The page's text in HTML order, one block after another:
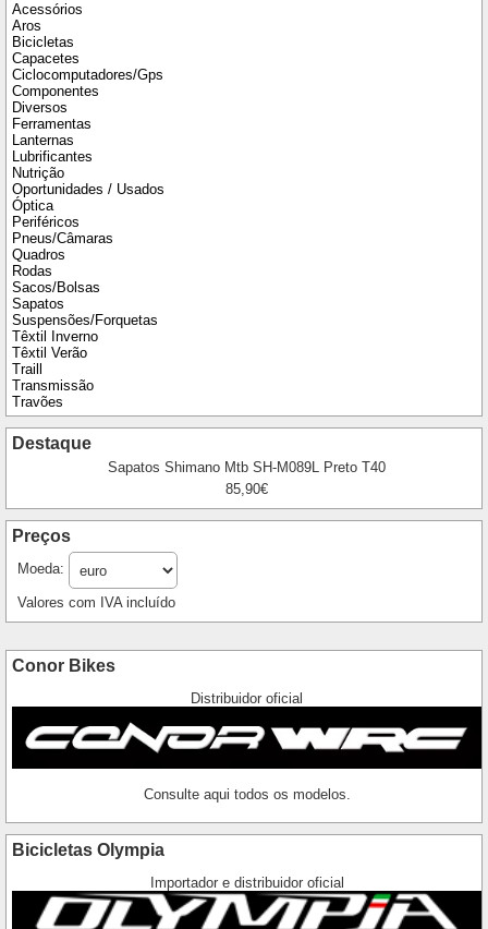
Acessórios
Aros
Bicicletas
Capacetes
Ciclocomputadores/Gps
Componentes
Diversos
Ferramentas
Lanternas
Lubrificantes
Nutrição
Oportunidades / Usados
Óptica
Periféricos
Pneus/Câmaras
Quadros
Rodas
Sacos/Bolsas
Sapatos
Suspensões/Forquetas
Têxtil Inverno
Têxtil Verão
Traill
Transmissão
Travões
Destaque
Sapatos Shimano Mtb SH-M089L Preto T40
85,90€
Preços
Moeda:
Valores com IVA incluído
Conor Bikes
Distribuidor oficial
Consulte aqui todos os modelos.
Bicicletas Olympia
Importador e distribuidor oficial